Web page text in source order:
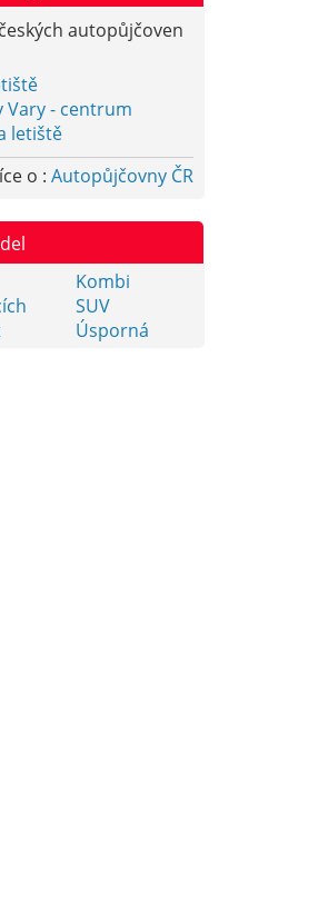
autopůjčoven
Vary - centrum
letiště
o : Autopůjčovny ČR
Kombi
SUV
Úsporná